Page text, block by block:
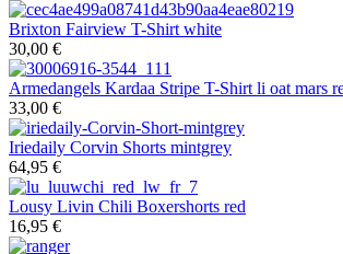
Brixton Fairview T-Shirt white
30,00 €
Armedangels Kardaa Stripe T-Shirt li oat mars
33,00 €
Iriedaily Corvin Shorts mintgrey
64,95 €
Lousy Livin Chili Boxershorts red
16,95 €